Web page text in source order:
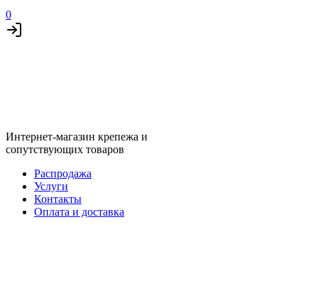
0
Интернет-магазин крепежа и
сопутствующих товаров
Распродажа
Услуги
Контакты
Оплата и доставка